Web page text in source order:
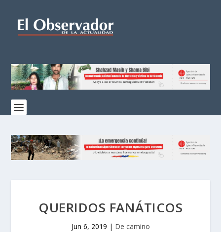
QUERIDOS FANÁTICOS
Jun 6, 2019 | De camino